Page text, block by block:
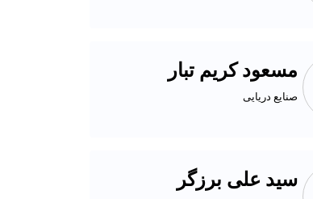
مسعود کریم تبار
صنایع دریایی
سید علی برزگر